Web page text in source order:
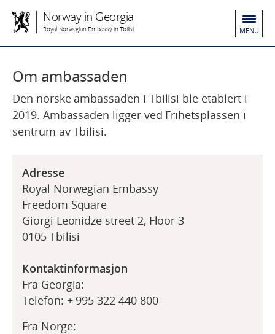
Norway in Georgia
Royal Norwegian Embassy in Tbilisi MENU
Om ambassaden
Den norske ambassaden i Tbilisi ble etablert i
2019. Ambassaden ligger ved Frihetsplassen i
sentrum av Tbilisi.
Adresse
Royal Norwegian Embassy
Freedom Square
Giorgi Leonidze street 2, Floor 3
0105 Tbilisi
Kontaktinformasjon
Fra Georgia:
Telefon: + 995 322 440 800
Fra Norge: